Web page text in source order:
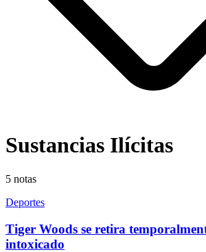
Sustancias Ilícitas
5 notas
Deportes
Tiger Woods se retira
intoxicado